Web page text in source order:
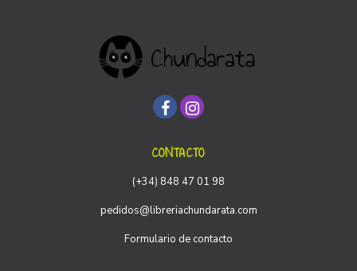
CONTACTO
(+34) 848 47 01 98
pedidos@libreriachundarata.com
Formulario de contacto